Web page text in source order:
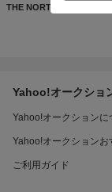
THE NORTH FACE
Yahoo!オークショ
Yahoo!オークションに
Yahoo!オークションお
ご利用ガイド